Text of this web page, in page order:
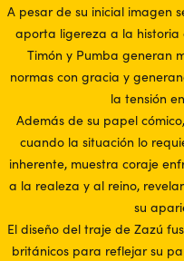
A pesar de su inicial imagen
aporta ligereza a la historia
Timón y Pumba generan
normas con gracia y
la tensión
Además de su papel
cuando la situación lo
inherente, muestra coraje
a la realeza y al reino,
su
El diseño del traje de Zazú
británicos para reflejar su